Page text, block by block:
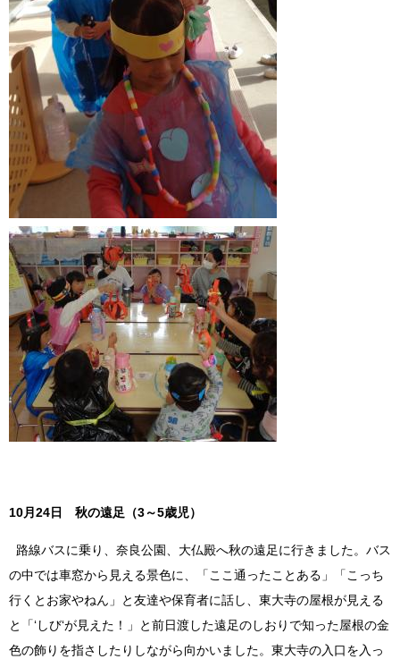
10月24日 秋の遠足（3～5歳児）
路線バスに乗り、奈良公園、大仏殿へ秋の遠足に行きました。バス
の中では車窓から見える景色に、「ここ通ったことある」「こっち
行くとお家やねん」と友達や保育者に話し、東大寺の屋根が見える
と「‘しび‘が見えた！」と前日渡した遠足のしおりで知った屋根の金
色の飾りを指さしたりしながら向かいました。東大寺の入口を入っ